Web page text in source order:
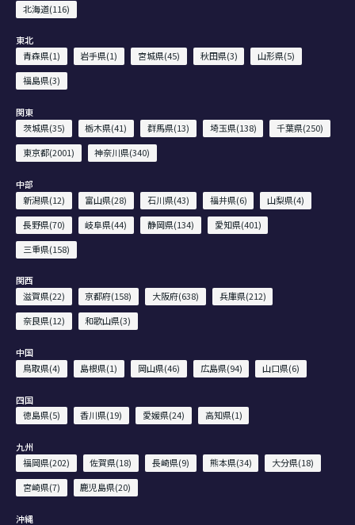
北海道(116)
東北
青森県(1)
岩手県(1) 宮城県(45) 秋田県(3)
山形県(5)
福島県(3)
関東
茨城県(35)
栃木県(41) 群馬県(13) 埼玉県(138)
千葉県(250)
東京都(2001)
神奈川県(340)
中部
新潟県(12)
富山県(28) 石川県(43) 福井県(6)
山梨県(4)
長野県(70)
岐阜県(44) 静岡県(134)
愛知県(401)
三重県(158)
関西
滋賀県(22)
京都府(158) 大阪府(638)
兵庫県(212)
奈良県(12)
和歌山県(3)
中国
鳥取県(4)
島根県(1) 岡山県(46) 広島県(94) 山口県(6)
四国
徳島県(5)
香川県(19) 愛媛県(24) 高知県(1)
九州
福岡県(202)
佐賀県(18) 長崎県(9) 熊本県(34)
大分県(18)
宮崎県(7)
鹿児島県(20)
沖縄